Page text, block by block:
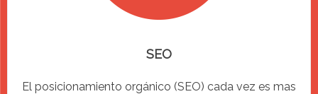
SEO
El posicionamiento orgánico (SEO) cada vez es mas